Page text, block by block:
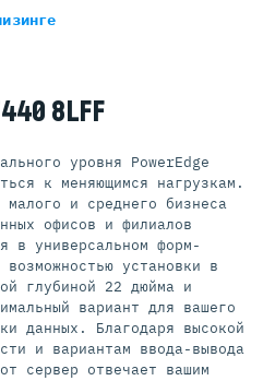
8LFF
уровня PowerEdge
к меняющимся нагрузкам.
и среднего бизнеса
офисов и филиалов
в универсальном форм-
установки в
глубиной 22 дюйма и
вариант для вашего
данных. Благодаря высокой
и вариантам ввода-вывода
сервер отвечает вашим